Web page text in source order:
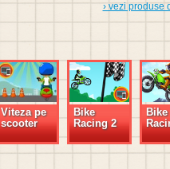
› vezi produse
Viteza pe
scooter
Bike
Racing 2
Bike